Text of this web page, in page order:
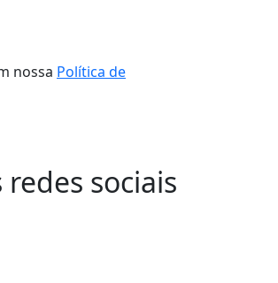
nossa Política de
sociais